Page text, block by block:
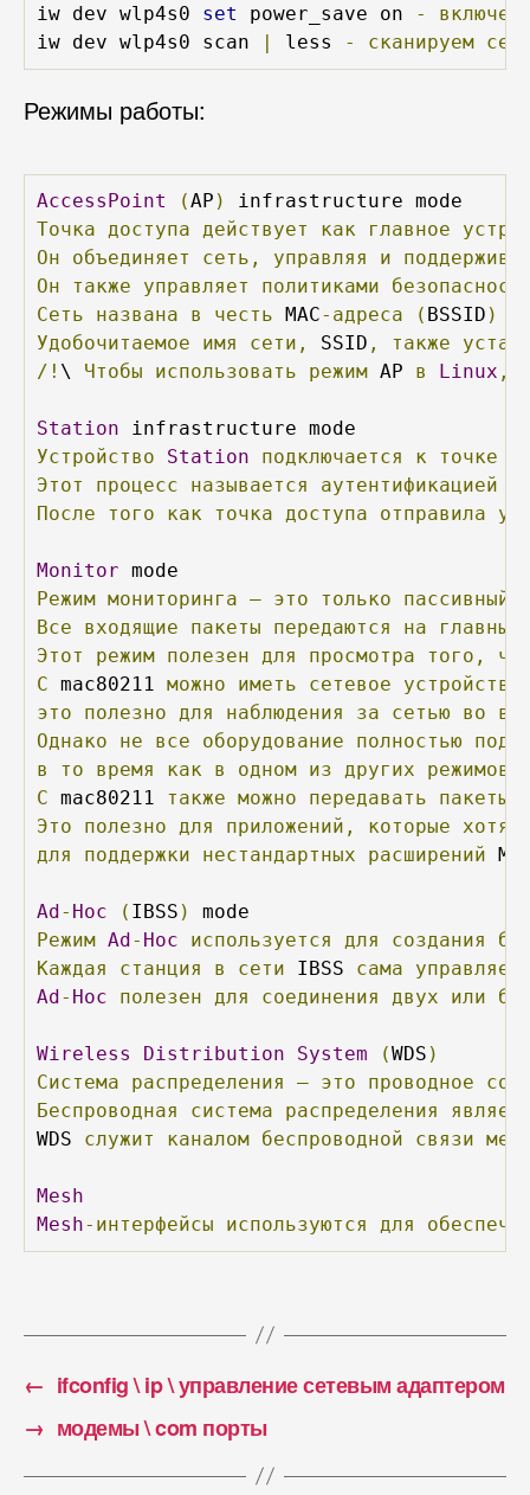
iw dev wlp4s0 set power_save on -
iw dev wlp4s0 scan
| less - сканируем
Режимы работы:
AccessPoint (AP )
Точка
доступа действует как главное
Он
объединяет сеть, управляя и
Он
также управляет политиками
Сеть
названа в честь MAC-адреса ( BSSID )
Удобочитаемое
имя сети, SSID , также
/! \ Чтобы использовать режим AP в Linux ,
Station
Устройство
Station подключается к точке
Этот
процесс называется аутентификацией
После
того как точка доступа отправила
Monitor
Режим мониторинга — это только пассивный
Все
входящие пакеты передаются на
главный
Этот
режим полезен для просмотра того,
С mac80211 можно иметь сетевое
устройство
это
полезно для наблюдения за сетью во
Однако
не все оборудование полностью
в
то время как в одном из других режимов
С mac80211 также можно передавать пакеты
Это
полезно для приложений, которые
хотят
для
поддержки нестандартных расширений
Ad- Hoc ( IBSS )
Режим Ad- Hoc используется для создания
Каждая
станция в сети IBSS сама
управляет
Ad- Hoc полезен для соединения двух или
Wireless Distribution System (WDS )
Система
распределения — это проводное
Беспроводная
система распределения
WDS служит каналом беспроводной связи
Mesh
Mesh-интерфейсы используются для
← ifconfig \ ip \ управление сетевым адаптером
→ модемы \ com порты